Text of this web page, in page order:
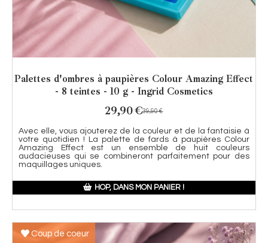
Palettes d'ombres à paupières Colour Amazing Effect
- 8 teintes - 10 g - Ingrid Cosmetics
29,90€39,90€
Avec elle, vous ajouterez de la couleur et de la fantaisie à
votre quotidien ! La palette de fards à paupières Colour
Amazing Effect est un ensemble de huit couleurs
audacieuses qui se combineront parfaitement pour des
maquillages uniques.
HOP, DANS MON PANIER !
Coup de coeur